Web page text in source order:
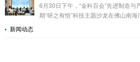
6月30日下午，“金科百会”先进制造与
期“研之有悟”科技主题沙龙在佛山南海
新闻动态